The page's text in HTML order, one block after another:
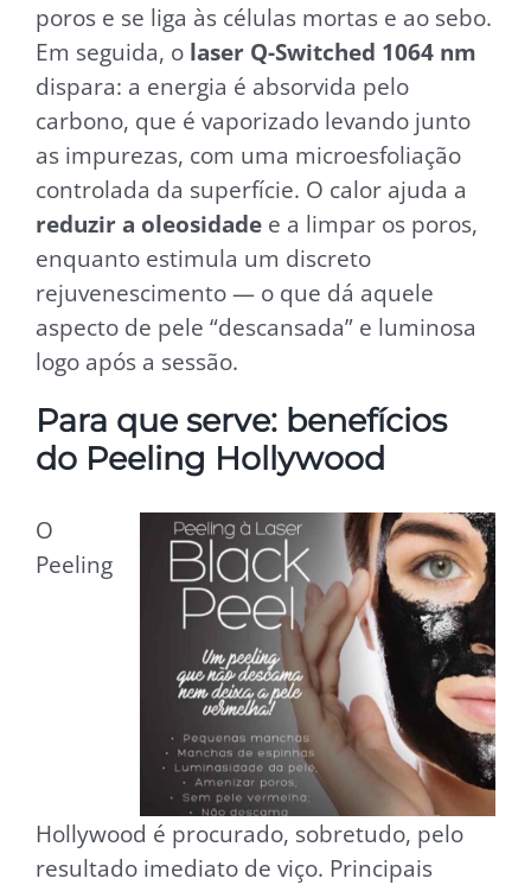
poros e se liga às células mortas e ao sebo.
Em seguida, o laser Q-Switched 1064 nm
dispara: a energia é absorvida pelo
carbono, que é vaporizado levando junto
as impurezas, com uma microesfoliação
controlada da superfície. O calor ajuda a
reduzir a oleosidade e a limpar os poros,
enquanto estimula um discreto
rejuvenescimento — o que dá aquele
aspecto de pele “descansada” e luminosa
logo após a sessão.
Para que serve: benefícios
do Peeling Hollywood
O
Peeling
Hollywood é procurado, sobretudo, pelo
resultado imediato de viço. Principais